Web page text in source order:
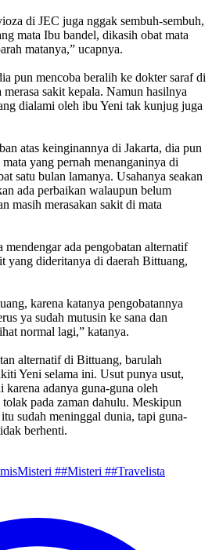
di JEC juga nggak sembuh-sembuh,
mata Ibu bandel, dikasih obat mata
matanya,” ucapnya.
pun mencoba beralih ke dokter saraf di
sakit kepala. Namun hasilnya
dialami oleh ibu Yeni tak kunjug juga
atas keinginannya di Jakarta, dia pun
yang pernah menanganinya di
satu bulan lamanya. Usahanya seakan
ada perbaikan walaupun belum
masih merasakan sakit di mata
ada pengobatan alternatif
yang dideritanya di daerah Bittuang,
karena katanya pengobatannya
ya sudah mutusin ke sana dan
normal lagi,” katanya.
alternatif di Bittuang, barulah
Yeni selama ini. Usut punya usut,
adanya guna-guna oleh
pada zaman dahulu. Meskipun
sudah meninggal dunia, tapi guna-
berhenti.
##Misteri ##Travelista